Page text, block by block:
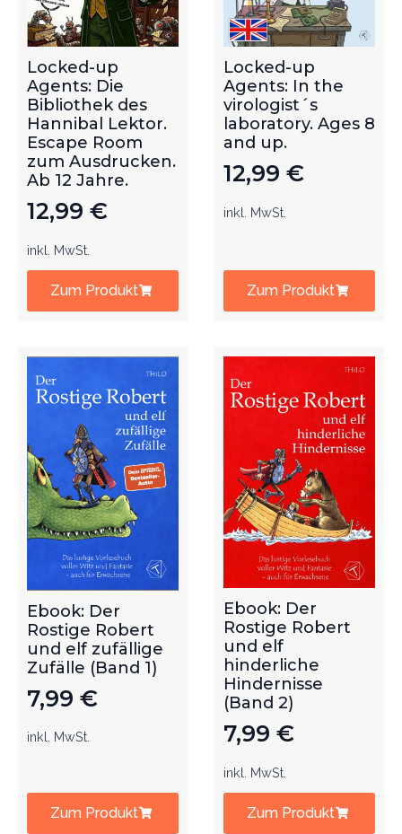
Locked-up
Agents: Die
Bibliothek des
Hannibal Lektor.
Escape Room
zum Ausdrucken.
Ab 12 Jahre.
12,99 €
inkl. MwSt.
Zum Produkt
Locked-up
Agents: In the
virologist´s
laboratory. Ages 8
and up.
12,99 €
inkl. MwSt.
Zum Produkt
Ebook: Der
Rostige Robert
und elf zufällige
Zufälle (Band 1)
7,99 €
inkl. MwSt.
Zum Produkt
Ebook: Der
Rostige Robert
und elf
hinderliche
Hindernisse
(Band 2)
7,99 €
inkl. MwSt.
Zum Produkt